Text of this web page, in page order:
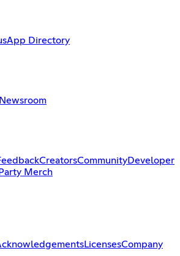
App Directory
Newsroom
CreatorsCommunityDeveloper
Merch
LicensesCompany